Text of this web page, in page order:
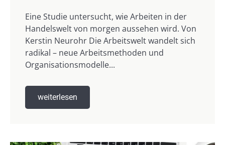
Eine Studie untersucht, wie Arbeiten in der
Handelswelt von morgen aussehen wird. Von
Kerstin Neurohr Die Arbeitswelt wandelt sich
radikal – neue Arbeitsmethoden und
Organisationsmodelle...
weiterlesen